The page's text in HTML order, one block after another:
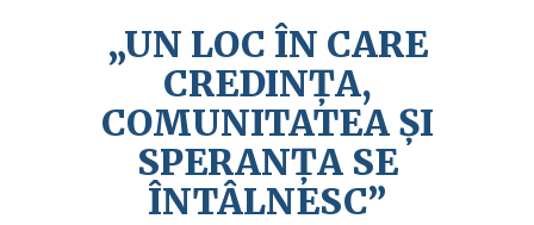
„UN LOC ÎN CARE
CREDINȚA,
COMUNITATEA ȘI
SPERANȚA SE
ÎNTÂLNESC”